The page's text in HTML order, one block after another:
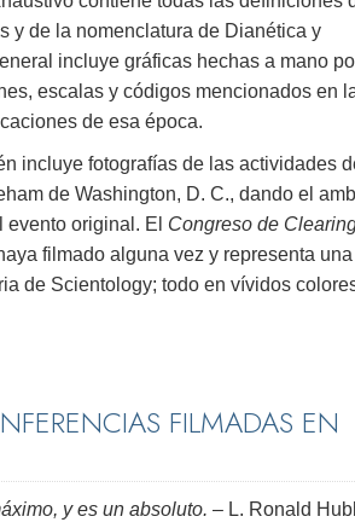
y de la nomenclatura de Dianética y
incluye gráficas hechas a mano
escalas y códigos mencionados en
de esa época.
incluye fotografías de las actividades
de Washington, D. C., dando el
evento original. El Congreso de
filmado alguna vez y representa una
de Scientology; todo en vívidos
FILMADAS EN
y es un absoluto. – L. Ronald